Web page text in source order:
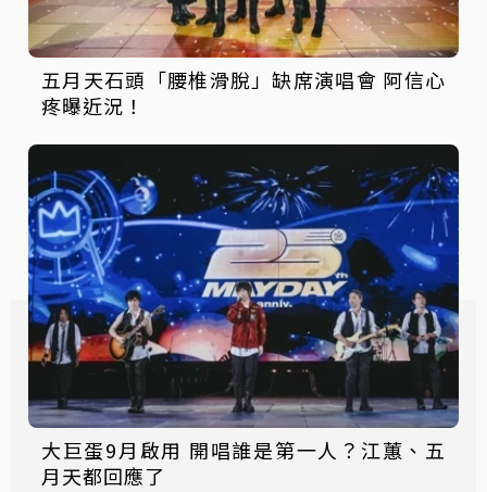
五月天石頭「腰椎滑脫」缺席演唱會 阿信心
疼曝近況！
大巨蛋9月啟用 開唱誰是第一人？江蕙、五
月天都回應了